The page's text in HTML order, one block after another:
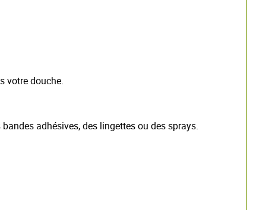
votre douche.
adhésives, des lingettes ou des sprays.